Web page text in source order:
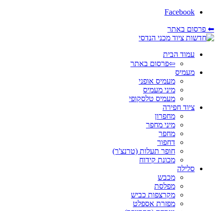
Facebook
⬅ פרסום באתר
עמוד הבית
⇦פרסום באתר
מעמיס
מעמיס אופני
מיני מעמיס
מעמיס טלסקופי
ציוד חפירה
מחפרון
מיני מחפר
מחפר
דחפור
חופר תעלות (טרנצ'ר)
מכונת קידוח
סלילה
מכבש
מפלסת
מקרצפות כביש
מפזרת אספלט